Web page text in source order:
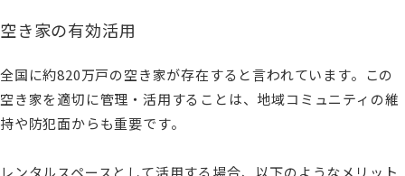
空き家の有効活用
全国に約820万戸の空き家が存在すると言われています。この
空き家を適切に管理・活用することは、地域コミュニティの維
持や防犯面からも重要です。
レンタルスペースとして活用する場合、以下のようなメリット